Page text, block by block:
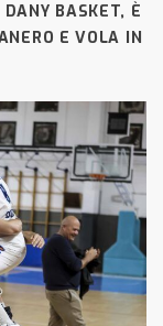
DANY BASKET, È
E VOLA IN